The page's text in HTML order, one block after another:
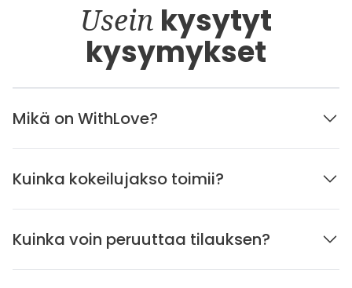
Usein kysytyt
kysymykset
Mikä on WithLove?
Kuinka kokeilujakso toimii?
Kuinka voin peruuttaa tilauksen?